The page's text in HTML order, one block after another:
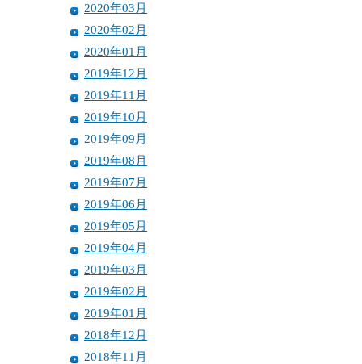
2020年03月
2020年02月
2020年01月
2019年12月
2019年11月
2019年10月
2019年09月
2019年08月
2019年07月
2019年06月
2019年05月
2019年04月
2019年03月
2019年02月
2019年01月
2018年12月
2018年11月